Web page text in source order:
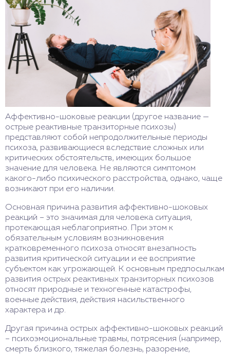
Аффективно-шоковые реакции (другое название —
острые реактивные транзиторные психозы)
представляют собой непродолжительные периоды
психоза, развивающиеся вследствие сложных или
критических обстоятельств, имеющих большое
значение для человека. Не являются симптомом
какого-либо психического расстройства, однако, чаще
возникают при его наличии.
Основная причина развития аффективно-шоковых
реакций – это значимая для человека ситуация,
протекающая неблагоприятно. При этом к
обязательным условиям возникновения
кратковременного психоза относят внезапность
развития критической ситуации и ее восприятие
субъектом как угрожающей. К основным предпосылкам
развития острых реактивных транзиторных психозов
относят природные и техногенные катастрофы,
военные действия, действия насильственного
характера и др.
Другая причина острых аффективно-шоковых реакций
– психоэмоциональные травмы, потрясения (например,
смерть близкого, тяжелая болезнь, разорение,